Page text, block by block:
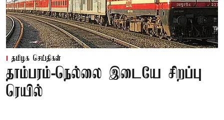
தமிழக செய்திகள்
தாம்பரம்-நெல்லை இடையே சிறப்பு
ரெயில்